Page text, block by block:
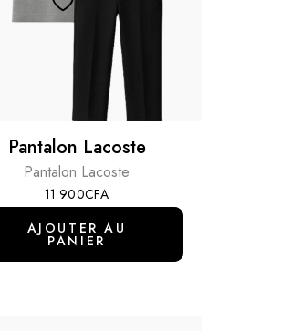
Pantalon Lacoste
Pantalon Lacoste
11.900CFA
AJOUTER AU
PANIER